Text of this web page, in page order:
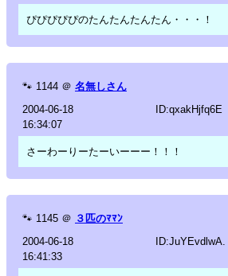
ぴぴぴぴぴのたんたんたんたん・・・！
🐾 1144 ＠ 名無しさん
2004-06-18
16:34:07
ID:qxakHjfq6E
さーわーりーたーいーーー！！！
🐾 1145 ＠ ３匹のﾏﾏﾝ
2004-06-18
16:41:33
ID:JuYEvdlwA.